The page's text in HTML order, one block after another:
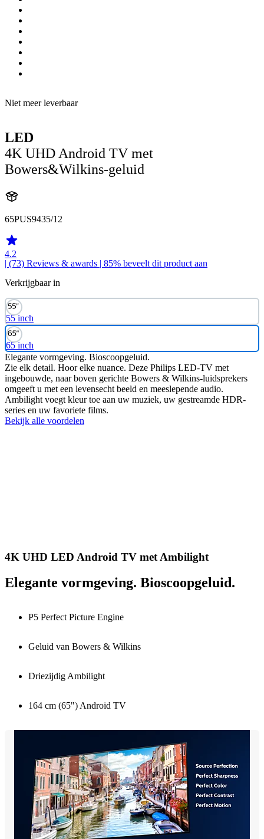
Niet meer leverbaar
LED
4K UHD Android TV met
Bowers&Wilkins-geluid
65PUS9435/12
4.2
| (73) Reviews & awards | 85% beveelt dit product aan
Verkrijgbaar in
55 inch
65 inch
Elegante vormgeving. Bioscoopgeluid.
Zie elk detail. Hoor elke nuance. Deze Philips LED-TV met
ingebouwde, naar boven gerichte Bowers & Wilkins-luidsprekers
omgeeft u met een levensecht beeld en meeslepende audio.
Ambilight voegt kleur toe aan uw muziek, uw gestreamde HDR-
series en uw favoriete films.
Bekijk alle voordelen
4K UHD LED Android TV met Ambilight
Elegante vormgeving. Bioscoopgeluid.
P5 Perfect Picture Engine
Geluid van Bowers & Wilkins
Driezijdig Ambilight
164 cm (65") Android TV